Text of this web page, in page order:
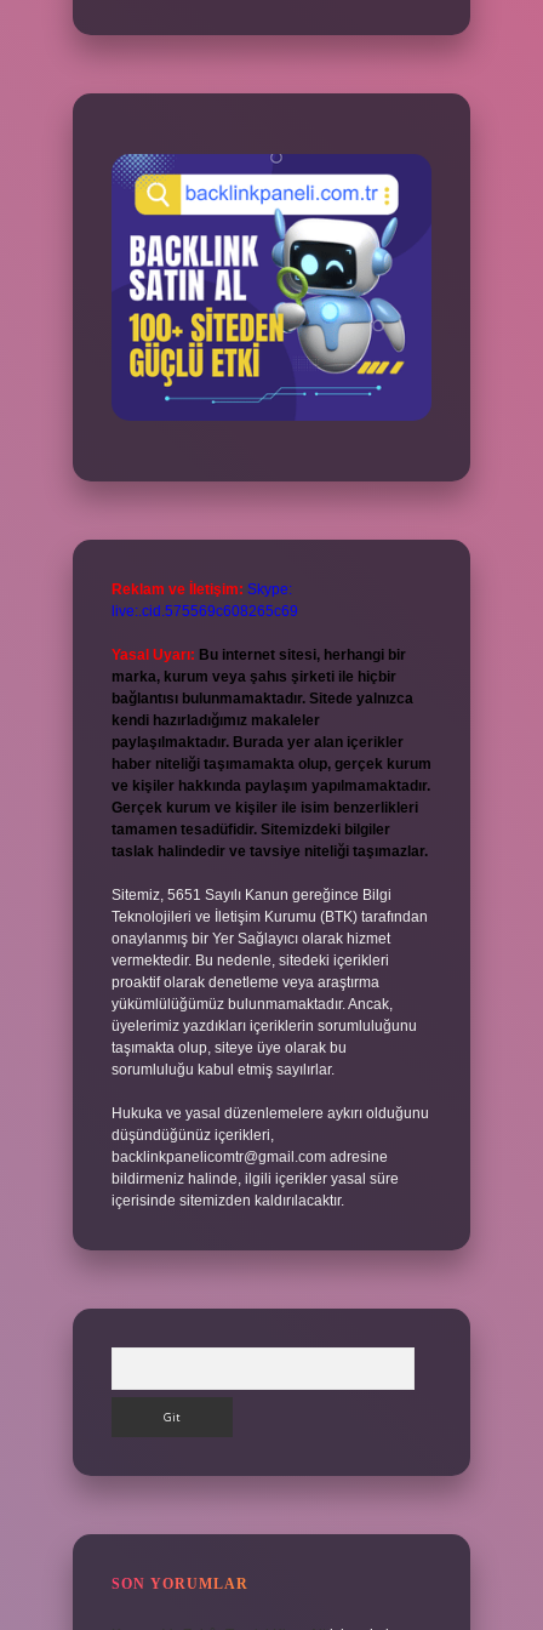
Reklam ve İletişim: Skype:
live:.cid.575569c608265c69
Yasal Uyarı: Bu internet sitesi, herhangi bir
marka, kurum veya şahıs şirketi ile hiçbir
bağlantısı bulunmamaktadır. Sitede yalnızca
kendi hazırladığımız makaleler
paylaşılmaktadır. Burada yer alan içerikler
haber niteliği taşımamakta olup, gerçek kurum
ve kişiler hakkında paylaşım yapılmamaktadır.
Gerçek kurum ve kişiler ile isim benzerlikleri
tamamen tesadüfidir. Sitemizdeki bilgiler
taslak halindedir ve tavsiye niteliği taşımazlar.
Sitemiz, 5651 Sayılı Kanun gereğince Bilgi
Teknolojileri ve İletişim Kurumu (BTK) tarafından
onaylanmış bir Yer Sağlayıcı olarak hizmet
vermektedir. Bu nedenle, sitedeki içerikleri
proaktif olarak denetleme veya araştırma
yükümlülüğümüz bulunmamaktadır. Ancak,
üyelerimiz yazdıkları içeriklerin sorumluluğunu
taşımakta olup, siteye üye olarak bu
sorumluluğu kabul etmiş sayılırlar.
Hukuka ve yasal düzenlemelere aykırı olduğunu
düşündüğünüz içerikleri,
backlinkpanelicomtr@gmail.com adresine
bildirmeniz halinde, ilgili içerikler yasal süre
içerisinde sitemizden kaldırılacaktır.
SON YORUMLAR